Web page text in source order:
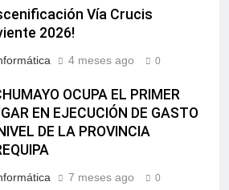
Vía Crucis
2026!
4 meses ago 0
OCUPA EL PRIMER
EN EJECUCIÓN DE GASTO
DE LA PROVINCIA
7 meses ago 0